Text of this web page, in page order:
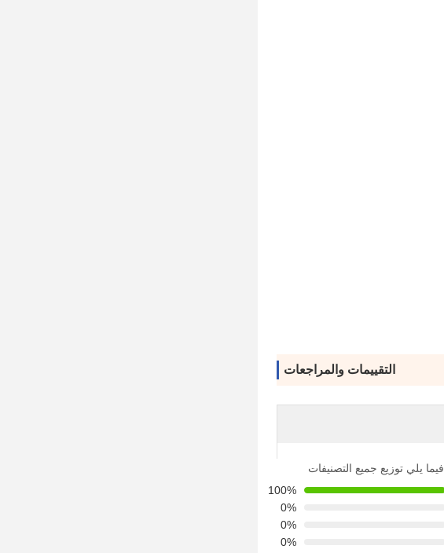
التقييمات والمراجعات
فيما يلي توزيع جميع التصنيفات
100%
0%
0%
0%